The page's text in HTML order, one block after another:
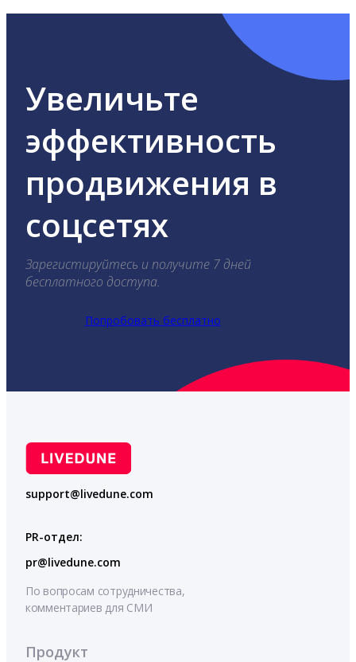
Увеличьте
эффективность
продвижения в
соцсетях
Зарегистируйтесь и получите 7 дней
бесплатного доступа.
Попробовать бесплатно
support@livedune.com
PR-отдел:
pr@livedune.com
По вопросам сотрудничества,
комментариев для СМИ
Продукт